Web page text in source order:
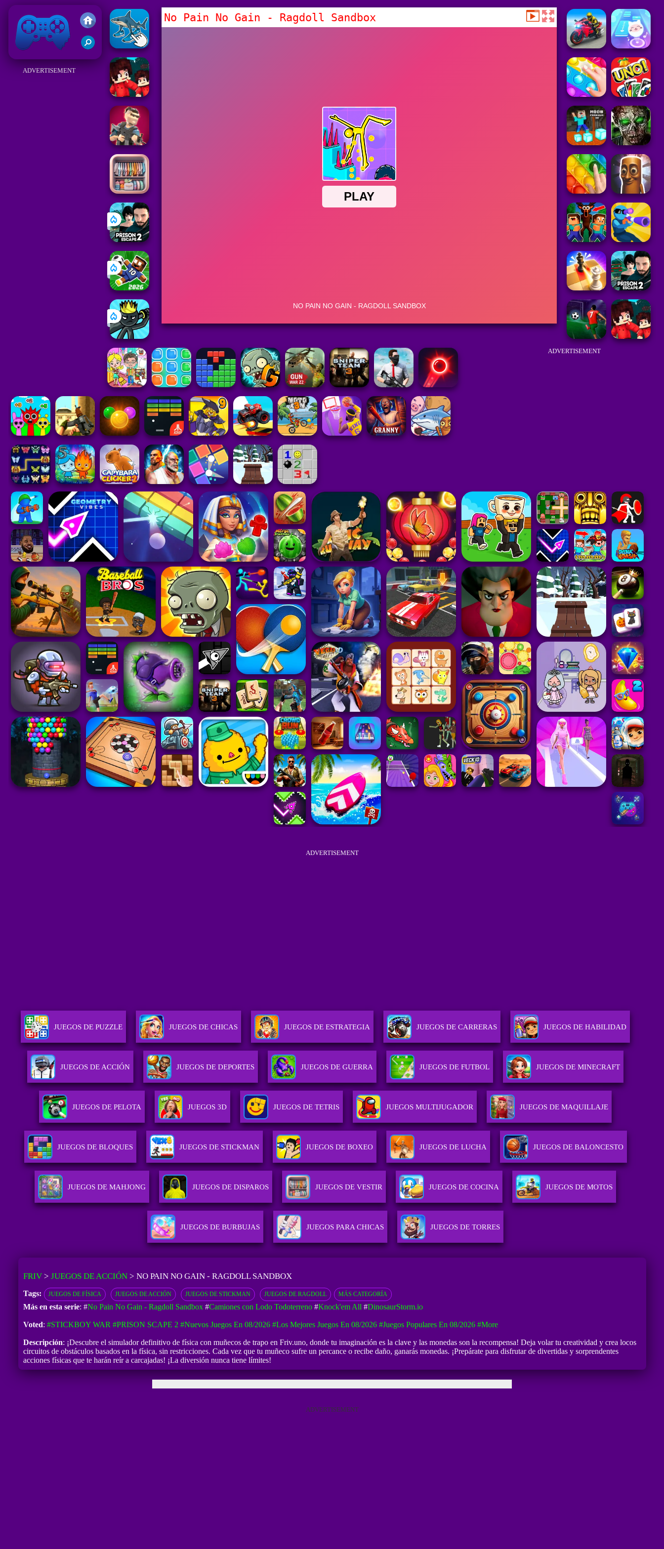
Friv
ADVERTISEMENT
No Pain No Gain - Ragdoll Sandbox
ADVERTISEMENT
ADVERTISEMENT
JUEGOS DE PUZZLE JUEGOS DE CHICAS JUEGOS DE ESTRATEGIA JUEGOS DE CARRERAS JUEGOS DE HABILIDAD
JUEGOS DE ACCIÓN JUEGOS DE DEPORTES JUEGOS DE GUERRA JUEGOS DE FUTBOL JUEGOS DE MINECRAFT
JUEGOS DE PELOTA JUEGOS 3D JUEGOS DE TETRIS JUEGOS MULTIJUGADOR JUEGOS DE MAQUILLAJE
JUEGOS DE BLOQUES JUEGOS DE STICKMAN JUEGOS DE BOXEO JUEGOS DE LUCHA JUEGOS DE BALONCESTO
JUEGOS DE MAHJONG JUEGOS DE DISPAROS JUEGOS DE VESTIR JUEGOS DE COCINA JUEGOS DE MOTOS
JUEGOS DE BURBUJAS JUEGOS PARA CHICAS JUEGOS DE TORRES
FRIV> JUEGOS DE ACCIÓN> NO PAIN NO GAIN - RAGDOLL SANDBOX
Tags: JUEGOS DE FÍSICA JUEGOS DE ACCIÓN JUEGOS DE STICKMAN JUEGOS DE RAGDOLL MÁS CATEGORÍA
Más en esta serie: #No Pain No Gain - Ragdoll Sandbox#Camiones con Lodo Todoterreno#Knock'em All #DinosaurStorm.io
Voted: #STICKBOY WAR #PRISON SCAPE 2 #Nuevos Juegos En 08/2026 #Los Mejores Juegos En 08/2026 #Juegos Populares En 08/2026 #more
Descripción: ¡Descubre el simulador definitivo de física con muñecos de trapo en Friv.uno, donde tu imaginación es la clave y las monedas son la recompensa! Deja volar tu creatividad y crea locos
circuitos de obstáculos basados en la física, sin restricciones. Cada vez que tu muñeco sufre un percance o recibe daño, ganarás monedas. ¡Prepárate para disfrutar de divertidas y sorprendentes
acciones físicas que te harán reír a carcajadas! ¡La diversión nunca tiene límites!
ADVERTISEMENT